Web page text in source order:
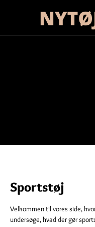
Sportstøj
Velkommen til vores side,
undersøge, hvad der gør